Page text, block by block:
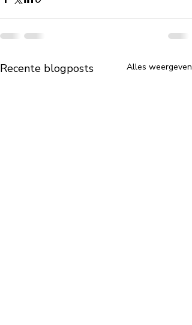
Recente blogposts Alles weergeven